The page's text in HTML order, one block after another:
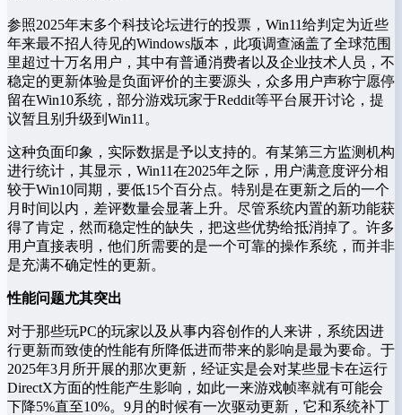
参照2025年末多个科技论坛进行的投票，Win11给判定为近些
年来最不招人待见的Windows版本，此项调查涵盖了全球范围
里超过十万名用户，其中有普通消费者以及企业技术人员，不
稳定的更新体验是负面评价的主要源头，众多用户声称宁愿停
留在Win10系统，部分游戏玩家于Reddit等平台展开讨论，提
议暂且别升级到Win11。
这种负面印象，实际数据是予以支持的。有某第三方监测机构
进行统计，其显示，Win11在2025年之际，用户满意度评分相
较于Win10同期，要低15个百分点。特别是在更新之后的一个
月时间以内，差评数量会显著上升。尽管系统内置的新功能获
得了肯定，然而稳定性的缺失，把这些优势给抵消掉了。许多
用户直接表明，他们所需要的是一个可靠的操作系统，而并非
是充满不确定性的更新。
性能问题尤其突出
对于那些玩PC的玩家以及从事内容创作的人来讲，系统因进
行更新而致使的性能有所降低进而带来的影响是最为要命。于
2025年3月所开展的那次更新，经证实是会对某些显卡在运行
DirectX方面的性能产生影响，如此一来游戏帧率就有可能会
下降5%直至10%。9月的时候有一次驱动更新，它和系统补丁